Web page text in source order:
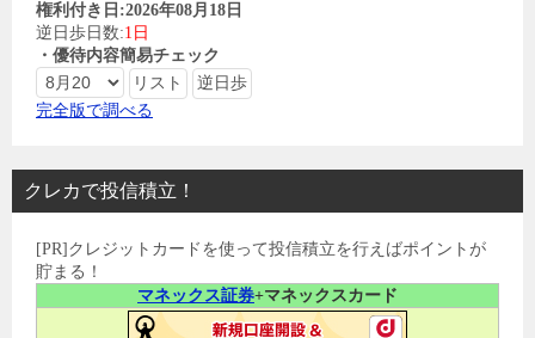
権利付き日:2026年08月18日
逆日歩日数:1日
・優待内容簡易チェック
完全版で調べる
クレカで投信積立！
[PR]クレジットカードを使って投信積立を行えばポイントが
貯まる！
マネックス証券+マネックスカード